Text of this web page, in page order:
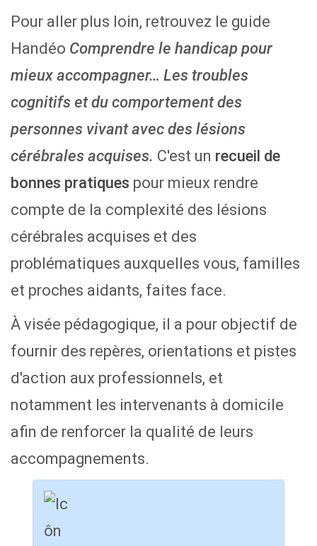
Pour aller plus loin, retrouvez le guide
Handéo Comprendre le handicap pour
mieux accompagner… Les troubles
cognitifs et du comportement des
personnes vivant avec des lésions
cérébrales acquises. C'est un recueil de
bonnes pratiques pour mieux rendre
compte de la complexité des lésions
cérébrales acquises et des
problématiques auxquelles vous, familles
et proches aidants, faites face.
À visée pédagogique, il a pour objectif de
fournir des repères, orientations et pistes
d'action aux professionnels, et
notamment les intervenants à domicile
afin de renforcer la qualité de leurs
accompagnements.